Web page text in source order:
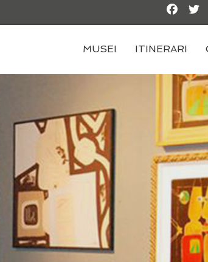
MUSEI ITINERARI